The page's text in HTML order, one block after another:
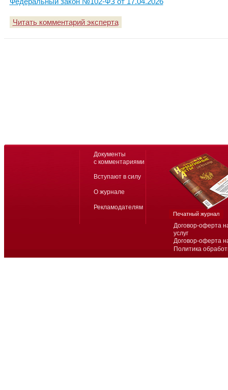
Читать комментарий эксперта
Договор-оферта
услуг
Договор-оферта
Политика
Документы
с комментариями
Вступают в силу
О журнале
Рекламодателям
Печатный журнал